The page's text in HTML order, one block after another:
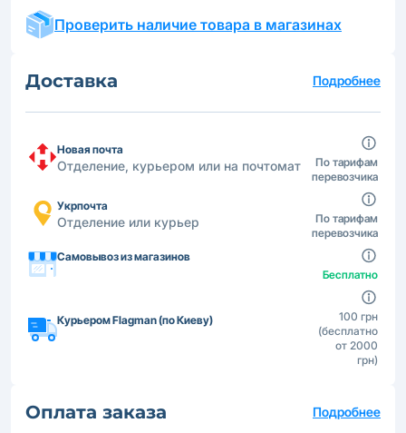
Проверить наличие товара в магазинах
Доставка Подробнее
Новая почта
Отделение, курьером или на почтомат
По тарифам
перевозчика
Укрпочта
Отделение или курьер
По тарифам
перевозчика
Самовывоз из магазинов
Бесплатно
Курьером Flagman (по Киеву)
100 грн
(бесплатно
от 2000
грн)
Оплата заказа Подробнее